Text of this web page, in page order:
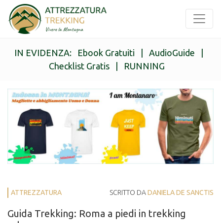
IN EVIDENZA: Ebook Gratuiti AudioGuide
Checklist Gratis| RUNNING
ATTREZZATURA SCRITTO DADANIELA DE SANCTIS
Guida Trekking: Roma a piedi in trekking